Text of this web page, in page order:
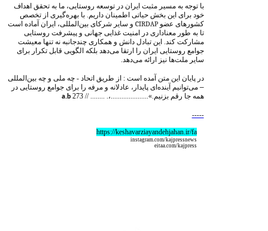
با توجه به مسیر مثبت ایران در توسعه روستایی، ما به تحقق اهداف
خود برای این بخش حیاتی اطمینان داریم. با بهره‌گیری از تخصص
کشورهای عضوCIRDAP و سایر شرکای بین‌المللی، ایران آماده است
تا به طور معناداری در امنیت غذایی جهانی و پیشرفت روستایی
مشارکت کند. این تبادل دانش و همکاری چندجانبه نه تنها معیشت
جوامع روستایی ایران را ارتقا می‌دهد بلکه الگویی قابل تکرار برای
سایر ملت‌ها نیز ارائه می‌دهد.
در پایان این متن آمده است : از طریق اتحاد - چه ملی و چه بین‌المللی
– می‌توانیم آینده‌ای پایدار، عادلانه و مرفه را برای جوامع روستایی در
همه جا رقم بزنیم.».....................،. ........ //273
a.b
-----
https://keshavarziayandehjahan.ir/fa
instagram.com/kajpressnews
eitaa.com/kajpress